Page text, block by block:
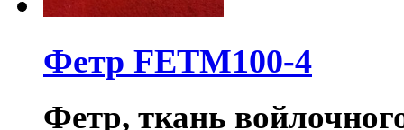
Фетр FETM100-4
Фетр, ткань